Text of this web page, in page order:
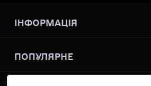
ІНФОРМАЦІЯ
Про нас
Доставка І оплата
ПОПУЛЯРНЕ
Всі товари